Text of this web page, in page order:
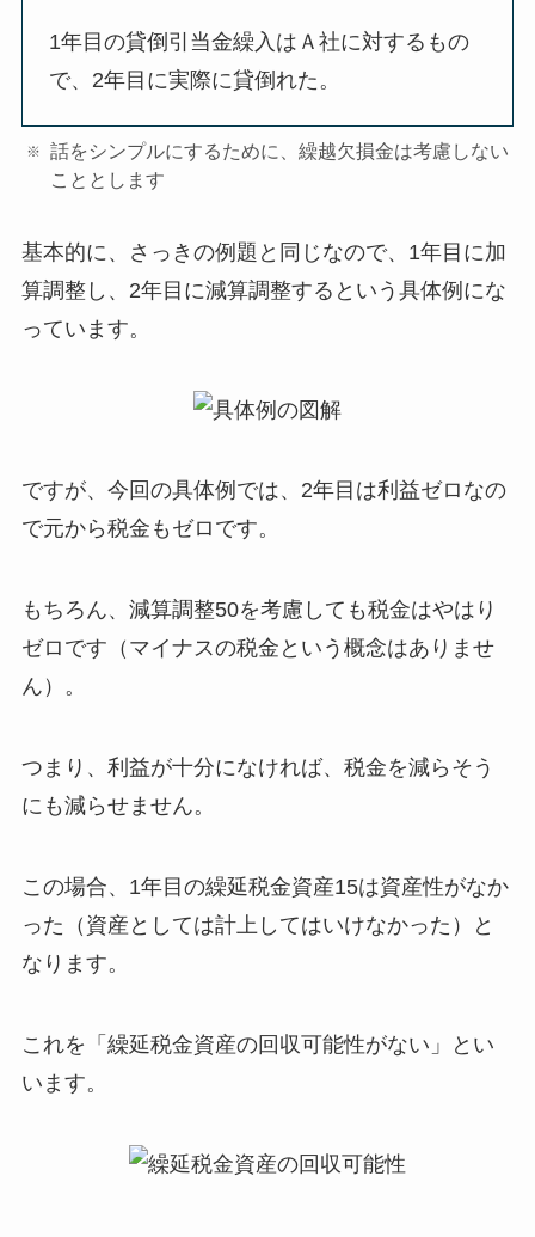
1年目の貸倒引当金繰入はＡ社に対するもの
で、2年目に実際に貸倒れた。
話をシンプルにするために、繰越欠損金は考慮しない
こととします
基本的に、さっきの例題と同じなので、1年目に加
算調整し、2年目に減算調整するという具体例にな
っています。
ですが、今回の具体例では、 2年目は利益ゼロなの
で元から税金もゼロ です。
もちろん、 減算調整50を考慮しても税金はやはり
ゼロ です（マイナスの税金という概念はありませ
ん）。
つまり、 利益が十分になければ、税金を減らそう
にも減らせません。
この場合、 1年目の繰延税金資産15は資産性がなか
った（資産としては計上してはいけなかった）
と
なります。
これを 「繰延税金資産の回収可能性がない」
とい
います。